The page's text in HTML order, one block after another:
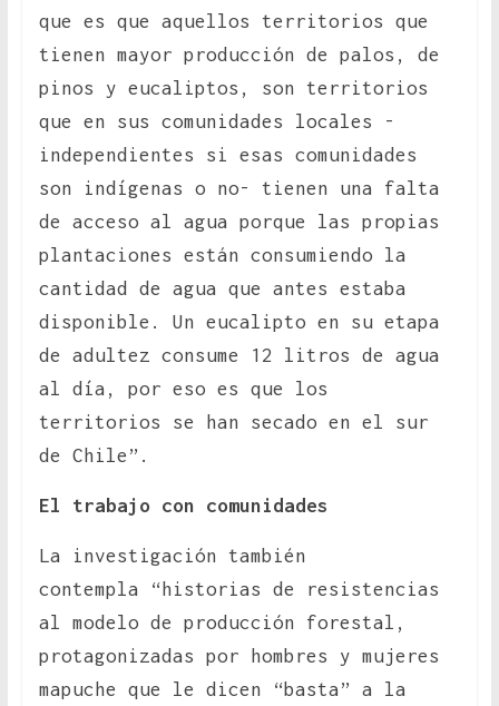
que es que aquellos territorios que
tienen mayor producción de palos, de
pinos y eucaliptos, son territorios
que en sus comunidades locales -
independientes si esas comunidades
son indígenas o no- tienen una falta
de acceso al agua porque las propias
plantaciones están consumiendo la
cantidad de agua que antes estaba
disponible. Un eucalipto en su etapa
de adultez consume 12 litros de agua
al día, por eso es que los
territorios se han secado en el sur
de Chile”.
El trabajo con comunidades
La investigación también
contempla “historias de resistencias
al modelo de producción forestal,
protagonizadas por hombres y mujeres
mapuche que le dicen “basta” a la